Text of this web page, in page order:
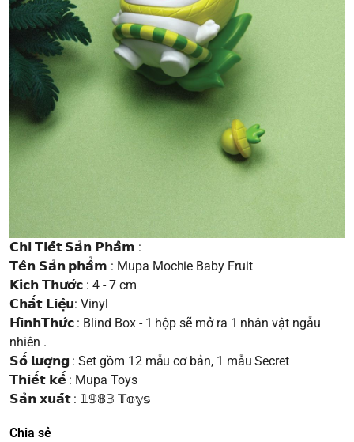
𝗖𝗵𝗶 𝗧𝗶𝗲̂́𝘁 𝗦𝗮̉𝗻 𝗣𝗵𝗮̂̉𝗺 :
𝗧𝗲̂𝗻 𝗦𝗮̉𝗻 𝗽𝗵𝗮̂̉𝗺 : Mupa Mochie Baby Fruit
𝗞𝗶́𝗰𝗵 𝗧𝗵𝘂̛𝗼̛́𝗰 : 4 - 7 cm
𝗖𝗵𝗮̂́𝘁 𝗟𝗶𝗲̣̂𝘂: Vinyl
𝗛𝗶̀𝗻𝗵𝗧𝗵𝘂̛́𝗰 : Blind Box - 1 hộp sẽ mở ra 1 nhân vật ngẫu
nhiên .
𝗦𝗼̂́ 𝗹𝘂̛𝗼̛̣𝗻𝗴 : Set gồm 12 mẫu cơ bản, 1 mẫu Secret
𝗧𝗵𝗶𝗲̂́𝘁 𝗸𝗲̂́ : Mupa Toys
𝗦𝗮̉𝗻 𝘅𝘂𝗮̂́𝘁 : 𝟙𝟡𝟠𝟛 𝕋𝕠𝕪𝕤
Chia sẻ